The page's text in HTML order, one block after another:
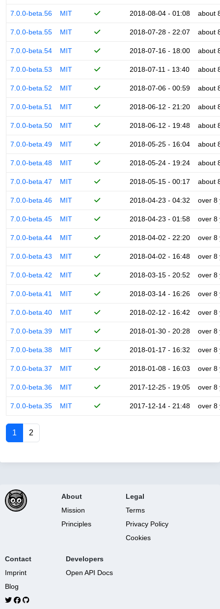
7.0.0-beta.56 MIT 2018-08-04 - 01:08 about
7.0.0-beta.55 MIT 2018-07-28 - 22:07 about
7.0.0-beta.54 MIT 2018-07-16 - 18:00 about
7.0.0-beta.53 MIT 2018-07-11 - 13:40 about
7.0.0-beta.52 MIT 2018-07-06 - 00:59 about
7.0.0-beta.51 MIT 2018-06-12 - 21:20 about
7.0.0-beta.50 MIT 2018-06-12 - 19:48 about
7.0.0-beta.49 MIT 2018-05-25 - 16:04 about
7.0.0-beta.48 MIT 2018-05-24 - 19:24 about
7.0.0-beta.47 MIT 2018-05-15 - 00:17 about
7.0.0-beta.46 MIT 2018-04-23 - 04:32 over 8
7.0.0-beta.45 MIT 2018-04-23 - 01:58 over 8
7.0.0-beta.44 MIT 2018-04-02 - 22:20 over 8
7.0.0-beta.43 MIT 2018-04-02 - 16:48 over 8
7.0.0-beta.42 MIT 2018-03-15 - 20:52 over 8
7.0.0-beta.41 MIT 2018-03-14 - 16:26 over 8
7.0.0-beta.40 MIT 2018-02-12 - 16:42 over 8
7.0.0-beta.39 MIT 2018-01-30 - 20:28 over 8
7.0.0-beta.38 MIT 2018-01-17 - 16:32 over 8
7.0.0-beta.37 MIT 2018-01-08 - 16:03 over 8
7.0.0-beta.36 MIT 2017-12-25 - 19:05 over 8
7.0.0-beta.35 MIT 2017-12-14 - 21:48 over 8
1 2
About
Mission
Principles
Legal
Terms
Privacy Policy
Cookies
Contact
Imprint
Blog
Developers
Open API Docs